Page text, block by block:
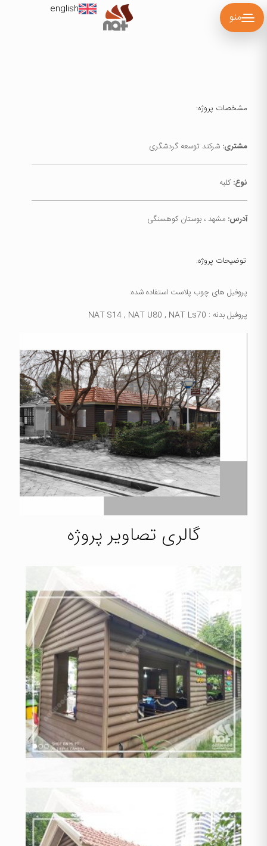
منو
english
مشخصات پروژه:
مشتری: شرکتد توسعه گردشگری
نوع: کلبه
آدرس: مشهد ، بوستان کوهسنگی
توضیحات پروژه:
پروفیل های چوب پلاست استفاده شده:
پروفیل بدنه : NAT S14 , NAT U80 , NAT Ls70
گالری تصاویر پروژه